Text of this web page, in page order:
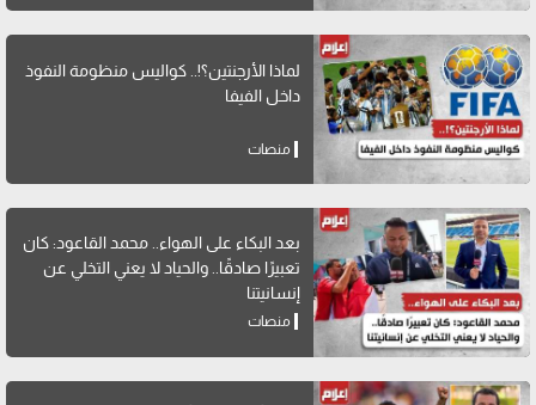
لماذا الأرجنتين؟!.. كواليس منظومة النفوذ
داخل الفيفا
منصات
بعد البكاء على الهواء.. محمد القاعود: كان
تعبيرًا صادقًا.. والحياد لا يعني التخلي عن
إنسانيتنا
منصات